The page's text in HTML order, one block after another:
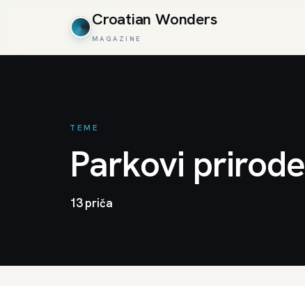
Croatian Wonders
MAGAZINE
TEME
Parkovi prirode
13 priča